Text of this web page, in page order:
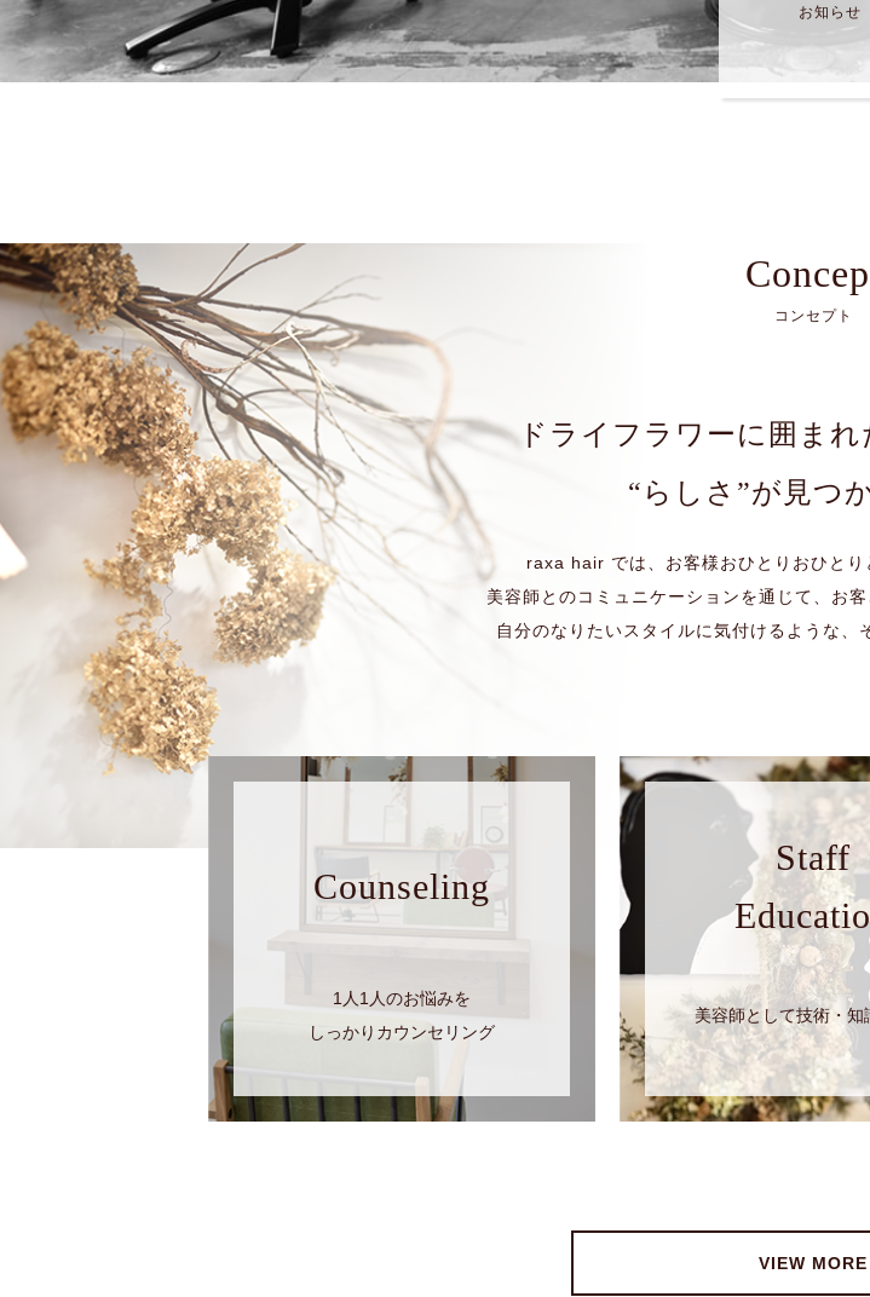
お知らせ
コンセプト
ドライフラワーに囲まれ
“らしさ”が見つ
raxa hair では、お客様おひとりおひとり
美容師とのコミュニケーションを通じて、お
自分のなりたいスタイルに気付けるような、
Counseling
1人1人のお悩みを
しっかりカウンセリング
Staff
美容師として技術・知
VIEW MORE